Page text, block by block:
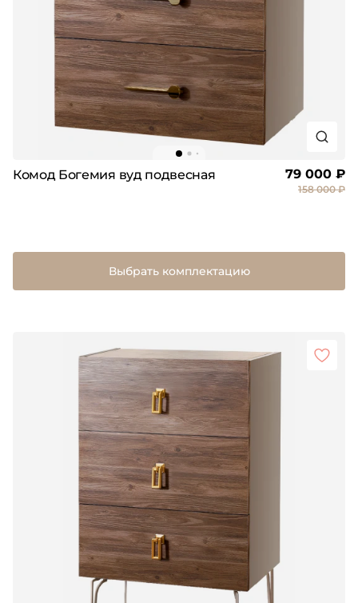
Комод Богемия вуд подвесная 79 000 ₽
158 000 ₽
Выбрать комплектацию